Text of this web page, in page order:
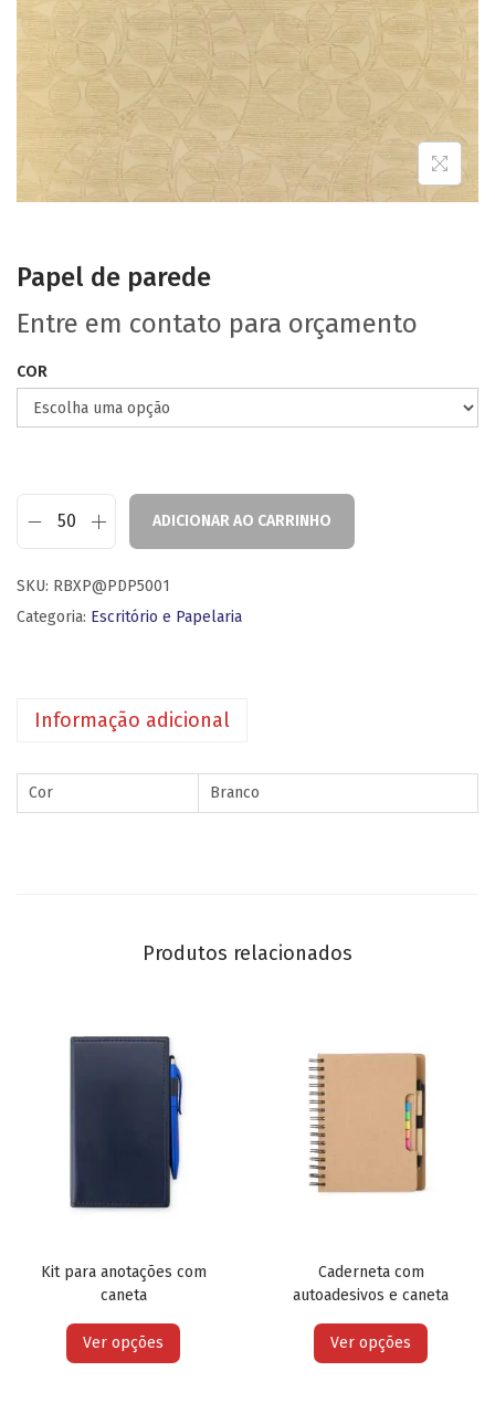
Papel de parede
Entre em contato para orçamento
COR
ADICIONAR AO CARRINHO
SKU: RBXP@PDP5001
Categoria: Escritório e Papelaria
Informação adicional
Cor Branco
Produtos relacionados
Kit para anotações com
caneta
Ver opções
Caderneta com
autoadesivos e caneta
Ver opções